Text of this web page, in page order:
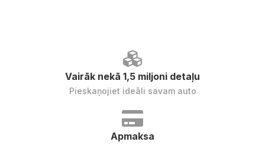
Vairāk nekā 1,5 miljoni detaļu
Pieskaņojiet ideāli savam auto
Apmaksa